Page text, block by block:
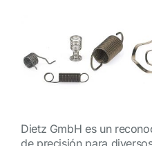
Dietz GmbH es un
de precisión para